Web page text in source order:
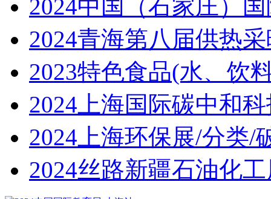
2024中国（石家庄）
2024青海第八届供热
2023特色食品(水、饮
2024上海国际碳中和
2024上海环保展/分类/
2024丝路新疆石油化